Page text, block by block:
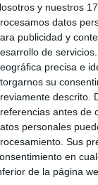
y nuestros
datos
publicidad y
de servicios.
precisa e
su
descrito.
antes de
personales
Sus
en
de la página